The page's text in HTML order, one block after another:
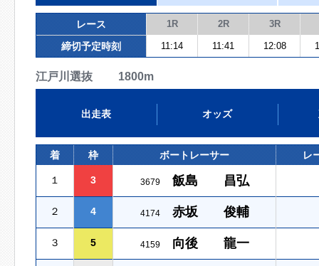
レース 1R 2R 3R
締切予定時刻 11:14 11:41 12:08
江戸川選抜 1800m
出走表 オッズ
着 枠 ボートレーサー レ
１ 3 3679 飯島 昌弘
２ 4 4174 赤坂 俊輔
３ 5 4159 向後 龍一